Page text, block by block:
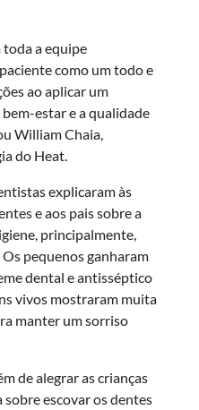
a equipe
como um todo e
ao aplicar um
estar e a qualidade
William Chaia,
do Heat.
explicaram às
e aos pais sobre a
principalmente,
pequenos ganharam
dental e antisséptico
vivos mostraram muita
manter um sorriso
de alegrar as crianças
escovar os dentes